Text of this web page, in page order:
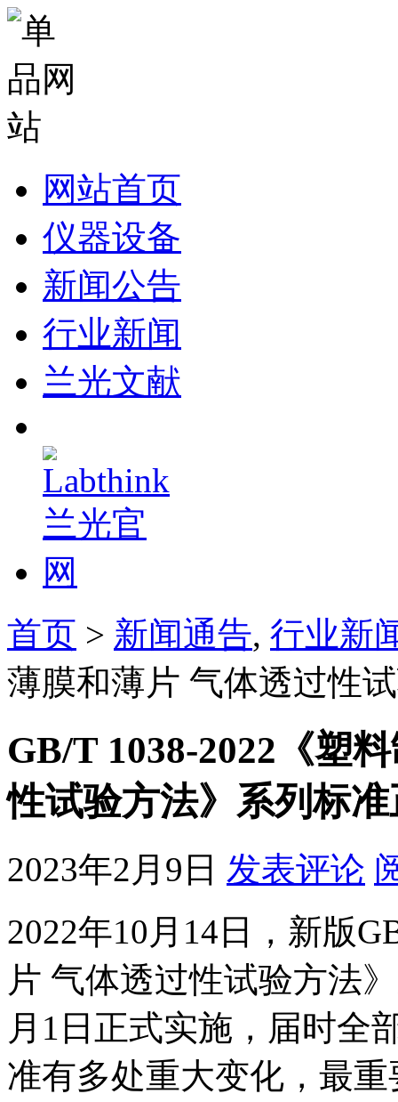
网站首页
仪器设备
新闻公告
行业新闻
兰光文献
首页 > 新闻通告, 行业新
薄膜和薄片 气体透过性
GB/T 1038-2022《塑
性试验方法》系列标
2023年2月9日 发表评论
2022年10月14日，新版
片 气体透过性试验方法
月1日正式实施，届时全
准有多处重大变化，最